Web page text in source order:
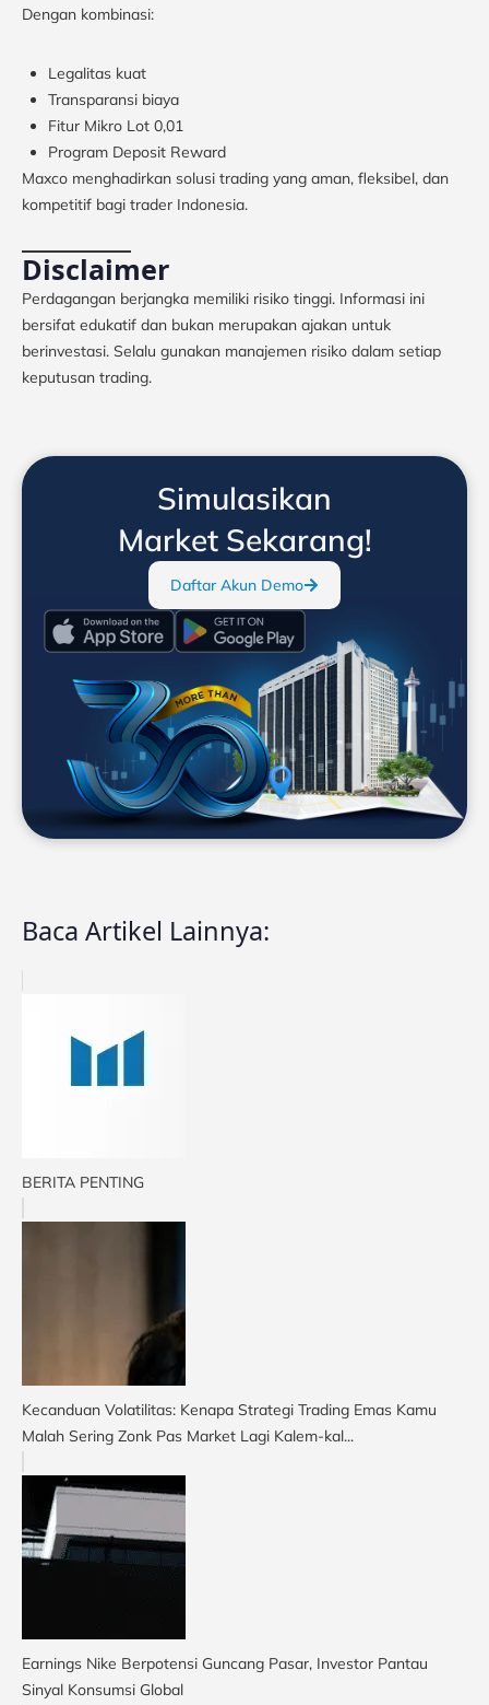
Dengan kombinasi:
Legalitas kuat
Transparansi biaya
Fitur Mikro Lot 0,01
Program Deposit Reward
Maxco menghadirkan solusi trading yang aman, fleksibel, dan
kompetitif bagi trader Indonesia.
Disclaimer
Perdagangan berjangka memiliki risiko tinggi. Informasi ini
bersifat edukatif dan bukan merupakan ajakan untuk
berinvestasi. Selalu gunakan manajemen risiko dalam setiap
keputusan trading.
Simulasikan
Market Sekarang!
Daftar Akun Demo
Baca Artikel Lainnya:
BERITA PENTING
Kecanduan Volatilitas: Kenapa Strategi Trading Emas Kamu
Malah Sering Zonk Pas Market Lagi Kalem-kal...
Earnings Nike Berpotensi Guncang Pasar, Investor Pantau
Sinyal Konsumsi Global